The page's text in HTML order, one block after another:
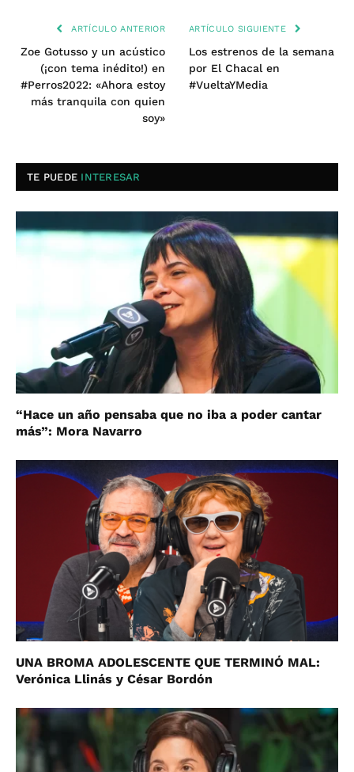
ARTÍCULO ANTERIOR
Zoe Gotusso y un acústico
(¡con tema inédito!) en
#Perros2022: «Ahora estoy
más tranquila con quien
soy»
ARTÍCULO SIGUIENTE
Los estrenos de la semana
por El Chacal en
#VueltaYMedia
TE PUEDE INTERESAR
“Hace un año pensaba que no iba a poder cantar
más”: Mora Navarro
UNA BROMA ADOLESCENTE QUE TERMINÓ MAL:
Verónica Llinás y César Bordón